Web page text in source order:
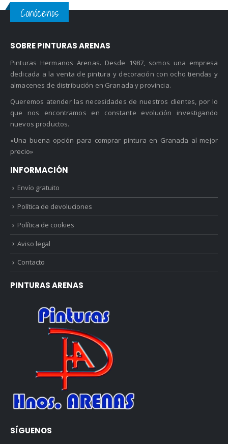
Conócenos
SOBRE PINTURAS ARENAS
Pinturas Hermanos Arenas. Desde 1987, somos una empresa
dedicada a la venta de pintura y decoración con ocho tiendas y
almacenes de distribución en Granada y provincia.
Queremos atender las necesidades de nuestros clientes, por lo
que nos encontramos en constante evolución investigando
nuevos productos.
«Una buena opción para comprar pintura en Granada al mejor
precio»
INFORMACIÓN
Envío gratuito
Política de devoluciones
Política de cookies
Aviso legal
Contacto
PINTURAS ARENAS
SÍGUENOS